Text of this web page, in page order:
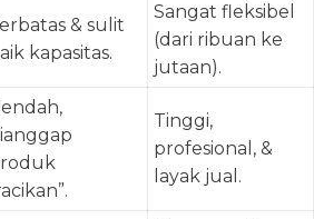
& sulit
kapasitas.
Sangat fleksibel
(dari ribuan ke
jutaan).
Tinggi,
profesional, &
layak jual.